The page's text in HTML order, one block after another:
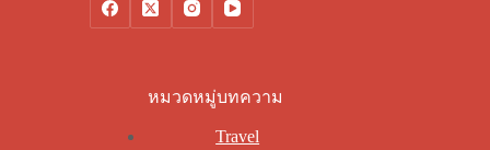
หมวดหมู่บทความ
Travel